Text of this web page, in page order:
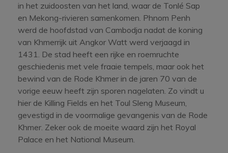
in het zuidoosten van het land, waar de Tonlé Sap
en Mekong-rivieren samenkomen. Phnom Penh
werd de hoofdstad van Cambodja nadat de koning
van Khmerrijk uit Angkor Watt werd verjaagd in
1431. De stad heeft een rijke en roemruchte
geschiedenis met vele fraaie tempels, maar ook het
bewind van de Rode Khmer in de jaren 70 van de
vorige eeuw heeft zijn sporen nagelaten. Zo vindt u
hier de Killing Fields en het Toul Sleng Museum,
gevestigd in de voormalige gevangenis van de Rode
Khmer. Zeker ook de moeite waard zijn het Royal
Palace en het National Museum.